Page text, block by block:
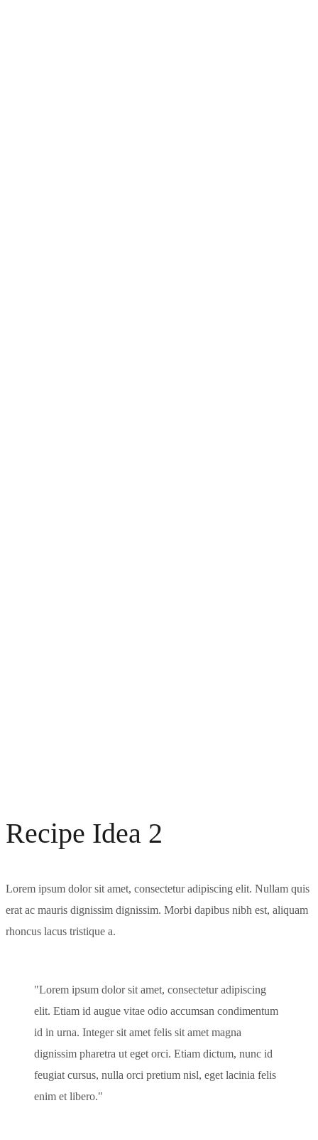
Recipe Idea 2
Lorem ipsum dolor sit amet, consectetur adipiscing elit. Nullam quis
erat ac mauris dignissim dignissim. Morbi dapibus nibh est, aliquam
rhoncus lacus tristique a.
Lorem ipsum dolor sit amet, consectetur adipiscing
elit. Etiam id augue vitae odio accumsan condimentum
id in urna. Integer sit amet felis sit amet magna
dignissim pharetra ut eget orci. Etiam dictum, nunc id
feugiat cursus, nulla orci pretium nisl, eget lacinia felis
enim et libero.